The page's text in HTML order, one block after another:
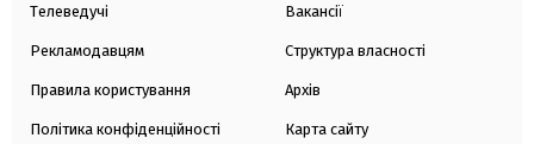
Телеведучі
Рекламодавцям
Правила користування
Політика конфіденційності
Вакансії
Структура власності
Архів
Карта сайту